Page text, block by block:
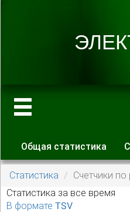
Главные
Общая статистика
Статистика
Счетчики
Статистика за все время
В формате TSV